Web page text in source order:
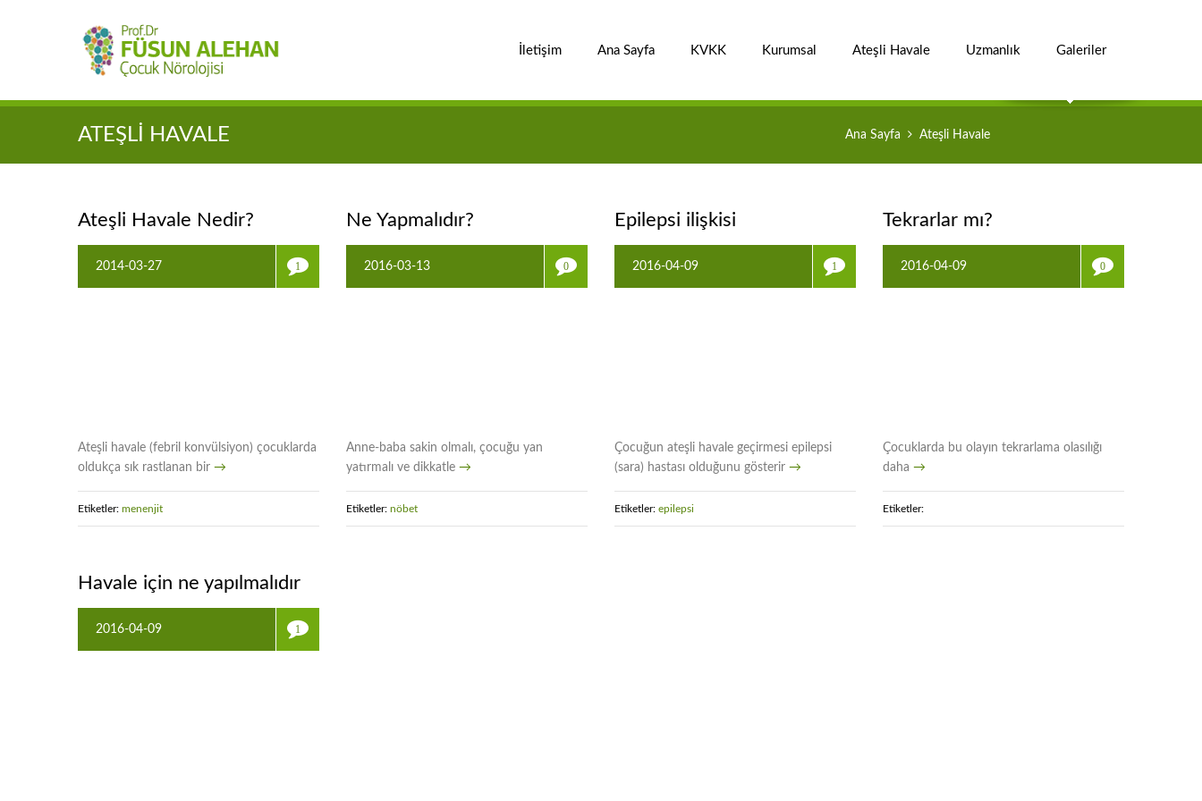
İletişim Ana Sayfa KVKK Kurumsal Ateşli Havale Uzmanlık Galeriler
ATEŞLI HAVALE Ana Sayfa Ateşli Havale
Ateşli Havale Nedir?
2014-03-27 1
Ateşli havale (febril konvülsiyon) çocuklarda
oldukça sık rastlanan bir →
Etiketler: menenjit
Ne Yapmalıdır?
2016-03-13 0
Anne-baba sakin olmalı, çocuğu yan
yatırmalı ve dikkatle →
Etiketler: nöbet
Epilepsi ilişkisi
2016-04-09 1
Çocuğun ateşli havale geçirmesi epilepsi
(sara) hastası olduğunu gösterir →
Etiketler: epilepsi
Tekrarlar mı?
2016-04-09 0
Çocuklarda bu olayın tekrarlama olasılığı
daha →
Etiketler:
Havale için ne yapılmalıdır
2016-04-09 1